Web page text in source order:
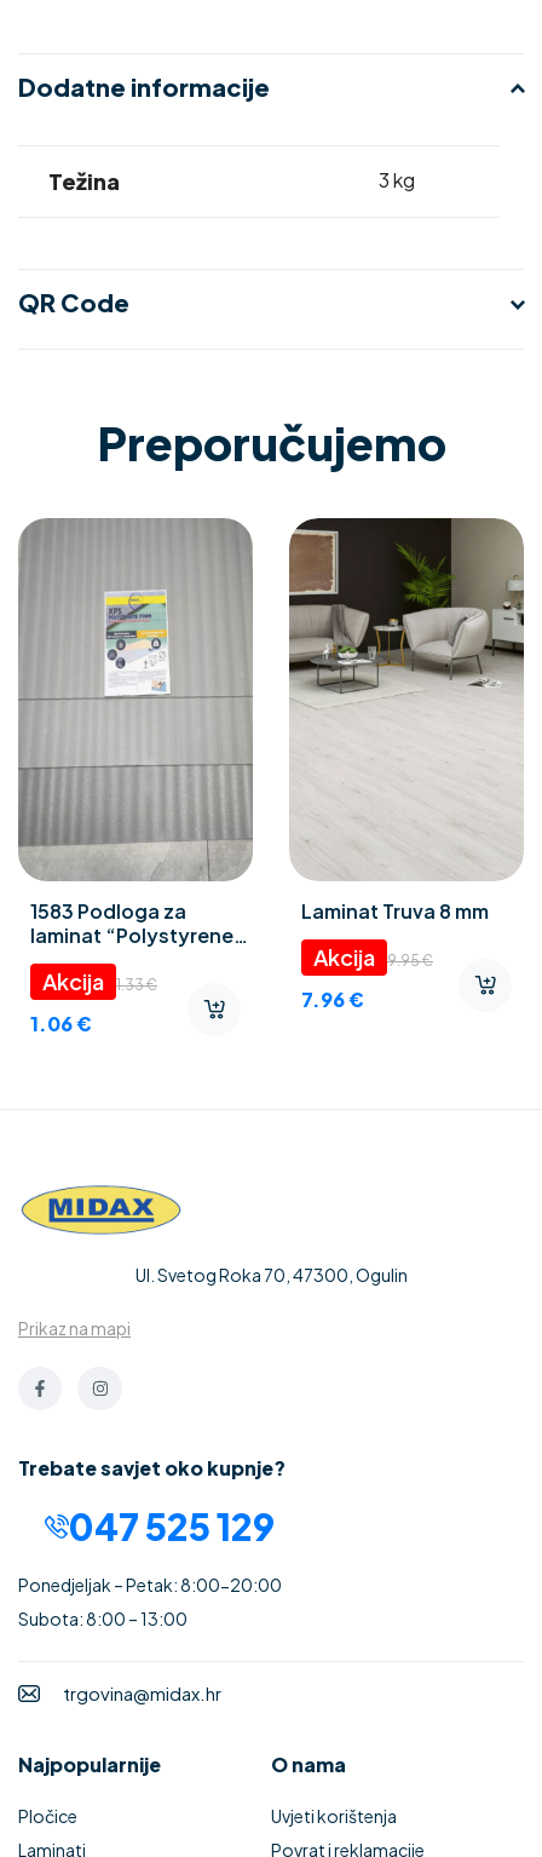
Dodatne informacije
Težina 3 kg
QR Code
Preporučujemo
1583 Podloga za
laminat “Polystyrene
foam” 3 mm
1.33€
1.06€
Laminat Truva 8 mm
9.95€
7.96€
Ul. Svetog Roka 70, 47300, Ogulin
Prikaz na mapi
Trebate savjet oko kupnje?
047 525 129
Ponedjeljak – Petak: 8:00-20:00
Subota: 8:00 – 13:00
trgovina@midax.hr
Najpopularnije
Pločice
Laminati
O nama
Uvjeti korištenja
Povrat i reklamacije